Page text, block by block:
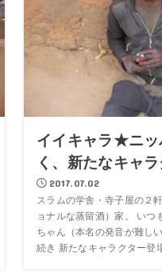
イイキャラ★ニッ
く、新たなキャラ
2017.07.02
スラムの学舎・寺子屋の２
ョナルな蒸留酒）家。 いつ
ちゃん（本名の発音が難し
続き 新たなキャラクター